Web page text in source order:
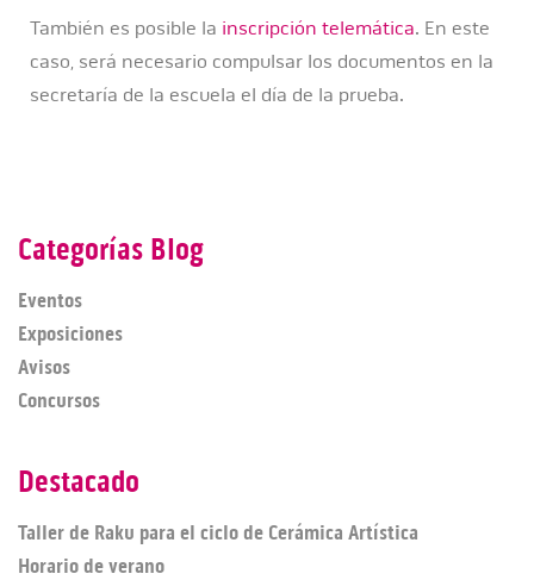
También es posible la inscripción telemática. En este
caso, será necesario compulsar los documentos en la
secretaría de la escuela el día de la prueba.
Categorías Blog
Eventos
Exposiciones
Avisos
Concursos
Destacado
Taller de Raku para el ciclo de Cerámica Artística
Horario de verano